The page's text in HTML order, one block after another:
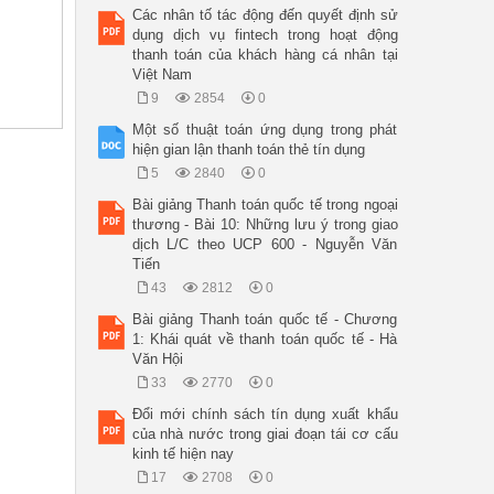
Các nhân tố tác động đến quyết định sử
dụng dịch vụ fintech trong hoạt động
thanh toán của khách hàng cá nhân tại
Việt Nam
9 2854 0
Một số thuật toán ứng dụng trong phát
hiện gian lận thanh toán thẻ tín dụng
5 2840 0
Bài giảng Thanh toán quốc tế trong ngoại
thương - Bài 10: Những lưu ý trong giao
dịch L/C theo UCP 600 - Nguyễn Văn
Tiến
43 2812 0
Bài giảng Thanh toán quốc tế - Chương
1: Khái quát về thanh toán quốc tế - Hà
Văn Hội
33 2770 0
Đổi mới chính sách tín dụng xuất khẩu
của nhà nước trong giai đoạn tái cơ cấu
kinh tế hiện nay
17 2708 0